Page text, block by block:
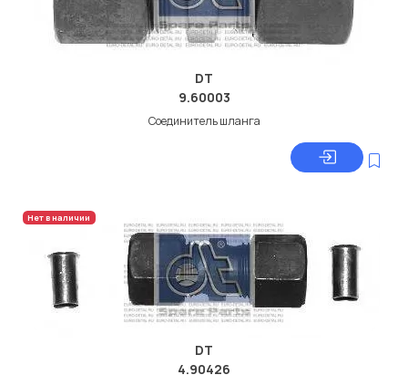
DT
9.60003
Соединитель шланга
Нет в наличии
DT
4.90426